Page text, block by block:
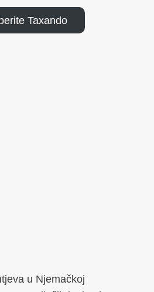
Taxando
u Njemačkoj